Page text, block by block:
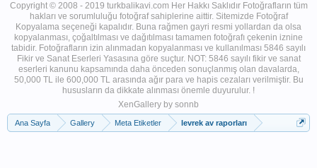
Copyright © 2008 - 2019 turkbalikavi.com Her Hakkı Saklıdır Fotoğrafların tüm
hakları ve sorumluluğu fotoğraf sahiplerine aittir. Sitemizde Fotoğraf
Kopyalama seçeneği kapalıdır. Buna rağmen gayri resmi yollardan da olsa
kopyalanması, çoğaltılması ve dağıtılması tamamen fotoğrafı çekenin iznine
tabidir. Fotoğrafların izin alınmadan kopyalanması ve kullanılması 5846 sayılı
Fikir ve Sanat Eserleri Yasasına göre suçtur. NOT: 5846 sayılı fikir ve sanat
eserleri kanunu kapsamında daha önceden sonuçlanmış olan davalarda,
50,000 TL ile 600,000 TL arasında ağır para ve hapis cezaları verilmiştir. Bu
hususların da dikkate alınması önemle duyurulur. !
XenGallery by sonnb
Ana Sayfa Gallery Meta Etiketler levrek av raporları